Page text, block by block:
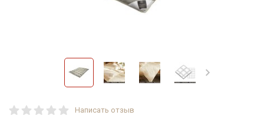
Написать отзыв